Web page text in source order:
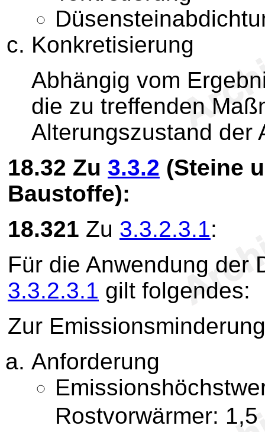
Konkretisierung
Abhängig vom
die zu treffenden
Alterungszustand der
18.32 Zu 3.3.2 (Steine
Baustoffe):
18.321 Zu 3.3.2.3.1:
Für die Anwendung der
3.3.2.3.1 gilt folgendes:
Zur
Anforderung
Rostvorwärmer: 1,5